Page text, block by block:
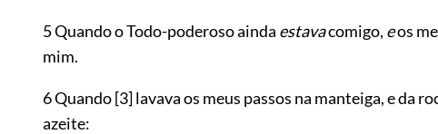
5 Quando o Todo-poderoso ainda estavacomigo, eos
mim.
6 Quando[3]lavava os meus passos na manteiga, e da
azeite: